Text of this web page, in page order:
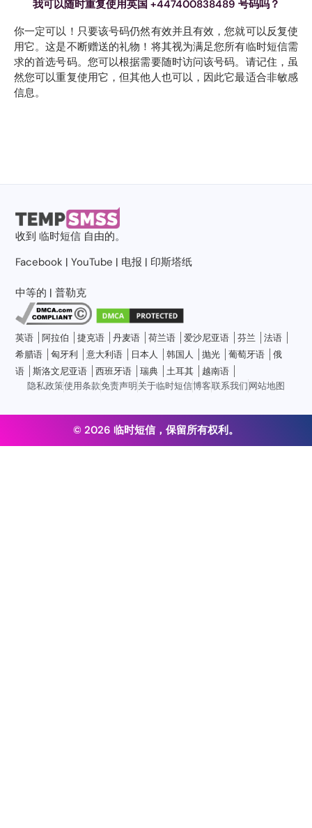
我可以随时重复使用英国 +447400838489 号码吗？
你一定可以！只要该号码仍然有效并且有效，您就可以反复使
用它。这是不断赠送的礼物！将其视为满足您所有临时短信需
求的首选号码。您可以根据需要随时访问该号码。请记住，虽
然您可以重复使用它，但其他人也可以，因此它最适合非敏感
信息。
收到临时短信 自由的。
Facebook |YouTube | 电报 | 印斯塔纸
中等的 |普勒克
英语 阿拉伯 捷克语 丹麦语 荷兰语 爱沙尼亚语 芬兰
法语
希腊语
匈牙利 意大利语 日本人 韩国人 抛光 葡萄牙语
俄
语
斯洛文尼亚语 西班牙语 瑞典 土耳其
越南语
隐私政策使用条款免责声明关于临时短信博客联系我们网站地图
© 2026 临时短信，保留所有权利。